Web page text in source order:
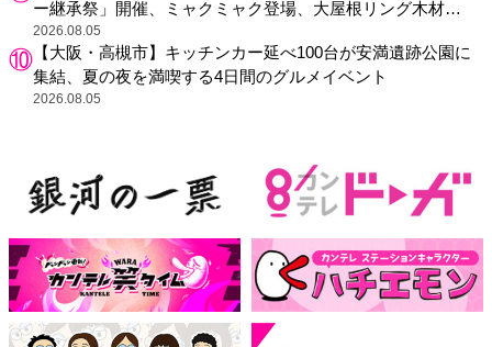
ー継承祭」開催、ミャクミャク登場、大屋根リング木材展
示も
2026.08.05
【大阪・高槻市】キッチンカー延べ100台が安満遺跡公園に
集結、夏の夜を満喫する4日間のグルメイベント
2026.08.05